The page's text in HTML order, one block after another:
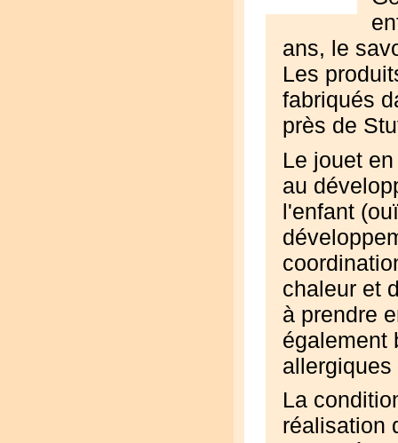
ans, le
Les
fabriqués
près de
Le jouet
au
l'enfant
chaleur et
à prendre
également
La
réalisation